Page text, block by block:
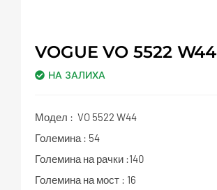
VOGUE VO 5522
НА ЗАЛИХА
Модел : VO 5522 W44
Големина : 54
Големина на рачки :140
Големина на мост : 16